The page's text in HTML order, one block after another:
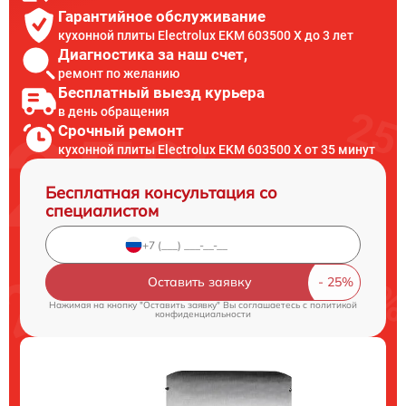
Гарантийное обслуживание
кухонной плиты Electrolux EKM 603500 X до 3 лет
Диагностика за наш счет,
ремонт по желанию
Бесплатный выезд курьера
в день обращения
Срочный ремонт
кухонной плиты Electrolux EKM 603500 X от 35 минут
Бесплатная консультация со
специалистом
Оставить заявку
Нажимая на кнопку "Оставить заявку" Вы соглашаетесь cполитикой
конфиденциальности